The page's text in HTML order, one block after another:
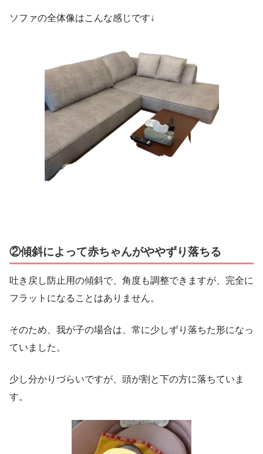
ソファの全体像はこんな感じです↓
②傾斜によって赤ちゃんがややずり落ちる
吐き戻し防止用の傾斜で、角度も調整できますが、完全に
フラットになることはありません。
そのため、我が子の場合は、常に少しずり落ちた形になっ
ていました。
少し分かりづらいですが、頭が割と下の方に落ちていま
す。